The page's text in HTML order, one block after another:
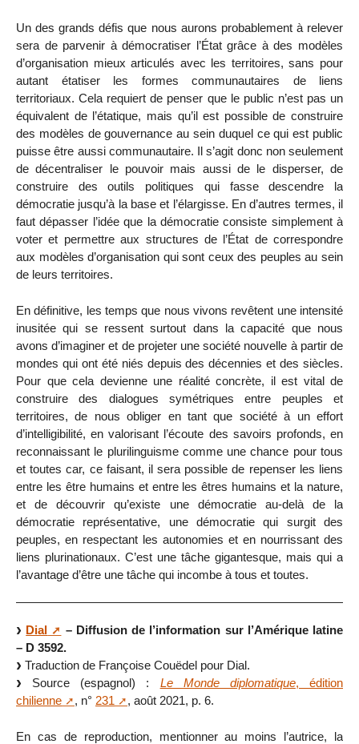
Un des grands défis que nous aurons probablement à relever
sera de parvenir à démocratiser l’État grâce à des modèles
d’organisation mieux articulés avec les territoires, sans pour
autant étatiser les formes communautaires de liens
territoriaux. Cela requiert de penser que le public n’est pas un
équivalent de l’étatique, mais qu’il est possible de construire
des modèles de gouvernance au sein duquel ce qui est public
puisse être aussi communautaire. Il s’agit donc non seulement
de décentraliser le pouvoir mais aussi de le disperser, de
construire des outils politiques qui fasse descendre la
démocratie jusqu’à la base et l’élargisse. En d’autres termes, il
faut dépasser l’idée que la démocratie consiste simplement à
voter et permettre aux structures de l’État de correspondre
aux modèles d’organisation qui sont ceux des peuples au sein
de leurs territoires.
En définitive, les temps que nous vivons revêtent une intensité
inusitée qui se ressent surtout dans la capacité que nous
avons d’imaginer et de projeter une société nouvelle à partir de
mondes qui ont été niés depuis des décennies et des siècles.
Pour que cela devienne une réalité concrète, il est vital de
construire des dialogues symétriques entre peuples et
territoires, de nous obliger en tant que société à un effort
d’intelligibilité, en valorisant l’écoute des savoirs profonds, en
reconnaissant le plurilinguisme comme une chance pour tous
et toutes car, ce faisant, il sera possible de repenser les liens
entre les être humains et entre les êtres humains et la nature,
et de découvrir qu’existe une démocratie au-delà de la
démocratie représentative, une démocratie qui surgit des
peuples, en respectant les autonomies et en nourrissant des
liens plurinationaux. C’est une tâche gigantesque, mais qui a
l’avantage d’être une tâche qui incombe à tous et toutes.
Dial
– Diffusion de l’information sur l’Amérique latine
– D 3592.
Traduction de Françoise Couëdel pour Dial.
Source (espagnol) : Le Monde diplomatique, édition
chilienne
, n° 231 , août 2021, p. 6.
En cas de reproduction, mentionner au moins l’autrice, la